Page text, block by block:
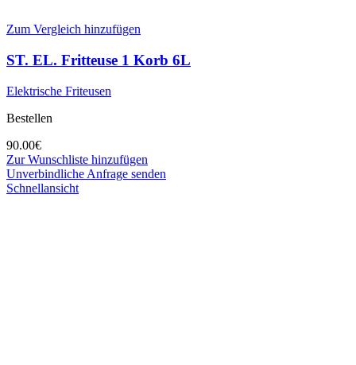
Zum Vergleich hinzufügen
ST. EL. Fritteuse 1 Korb 6L
Elektrische Friteusen
Bestellen
90.00€
Zur Wunschliste hinzufügen
Unverbindliche Anfrage senden
Schnellansicht